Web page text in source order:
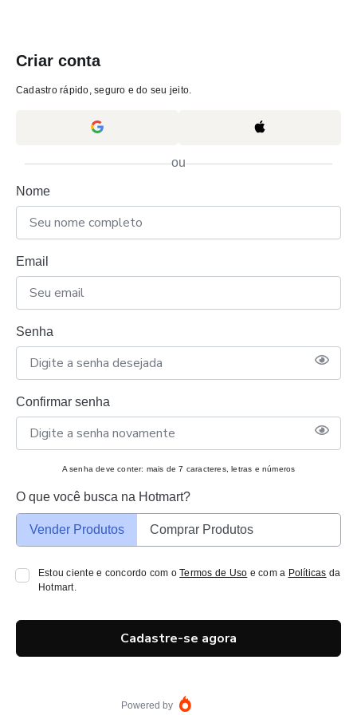
Criar conta
Cadastro rápido, seguro e do seu jeito.
ou
Nome
Email
Senha
Confirmar senha
A senha deve conter: mais de 7 caracteres, letras e números
O que você busca na Hotmart?
Vender Produtos Comprar Produtos
Estou ciente e concordo com oTermos de Uso e com a Políticas da
Hotmart.
Cadastre-se agora
Powered by